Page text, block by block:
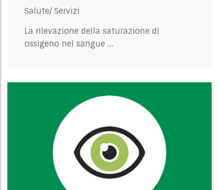
Salute/ Servizi
La rilevazione della saturazione di
ossigeno nel sangue ...